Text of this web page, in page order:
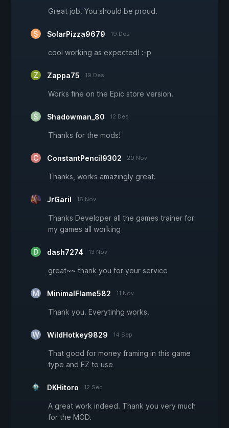
Great job. You should be proud.
SolarPizza9679 19 Des
cool working as expected! :-p
Zappa75 19 Des
Works fine on the Epic store version.
Shadowman_80 12 Des
Thanks for the mods!
ConstantPencil9302 20 Nov
Thanks, works amazingly great.
JrGaril 16 Nov
Thanks Developer all the games trainer for
my games all working
dash7274 13 Nov
great~~ thank you for your service
MinimalFlame582 11 Nov
Thank you. Everytinhg works.
WildHotkey9829 14 Sep
That good for money framing in this game
type and EZ to use
DKHitoro 12 Sep
A great work indeed. Thank you very much
for the MOD.